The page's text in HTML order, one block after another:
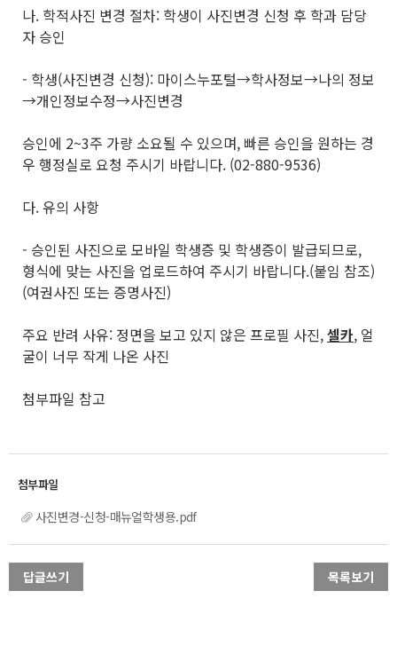
나. 학적사진 변경 절차: 학생이 사진변경 신청 후 학과 담당
자 승인
- 학생(사진변경 신청): 마이스누포털→학사정보→나의 정보
→개인정보수정→사진변경
승인에 2~3주 가량 소요될 수 있으며, 빠른 승인을 원하는 경
우 행정실로 요청 주시기 바랍니다. (02-880-9536)
다. 유의 사항
- 승인된 사진으로 모바일 학생증 및 학생증이 발급되므로,
형식에 맞는 사진을 업로드하여 주시기 바랍니다.(붙임 참조)
(여권사진 또는 증명사진)
주요 반려 사유: 정면을 보고 있지 않은 프로필 사진,셀카, 얼
굴이 너무 작게 나온 사진
첨부파일 참고
사진변경-신청-매뉴얼학생용.pdf
답글쓰기 목록보기